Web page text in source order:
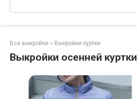
Все выкройки » Выкройки куртки
Выкройки осенней куртки